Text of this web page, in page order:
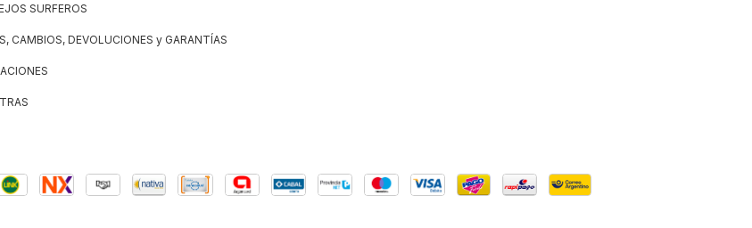
SURFEROS
CAMBIOS, DEVOLUCIONES y GARANTÍAS